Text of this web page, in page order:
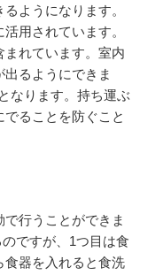
ようになります。
用されています。
れています。室内
るようにできま
なります。持ち運ぶ
ることを防ぐこと
行うことができま
ですが、1つ目は食
食器を入れると食洗